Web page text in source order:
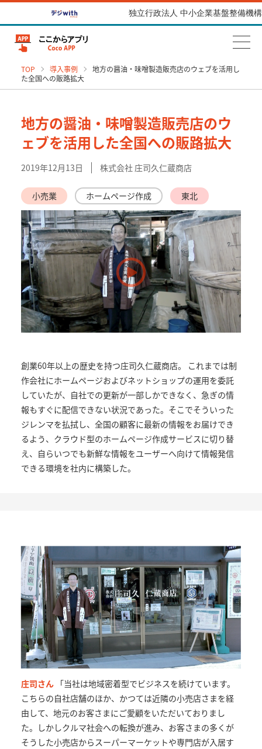
独立行政法人 中小企業基盤整備機構
TOP 導入事例
地方の醤油・味噌製造販売店のウェブを活用し
た全国への販路拡大
地方の醤油・味噌製造販売店のウ
ェブを活用した全国への販路拡大
2019年12月13日 株式会社 庄司久仁蔵商店
小売業 ホームページ作成 東北
創業60年以上の歴史を持つ庄司久仁蔵商店。 これまでは制
作会社にホームページおよびネットショップの運用を委託
していたが、自社での更新が一部しかできなく、急ぎの情
報もすぐに配信できない状況であった。そこでそういった
ジレンマを払拭し、全国の顧客に最新の情報をお届けでき
るよう、クラウド型のホームページ作成サービスに切り替
え、自らいつでも新鮮な情報をユーザーへ向けて情報発信
できる環境を社内に構築した。
庄司さん 「当社は地域密着型でビジネスを続けています。
こちらの自社店舗のほか、かつては近隣の小売店さまを経
由して、地元のお客さまにご愛顧をいただいておりまし
た。しかしクルマ社会への転換が進み、お客さまの多くが
そうした小売店からスーパーマーケットや専門店が入居す